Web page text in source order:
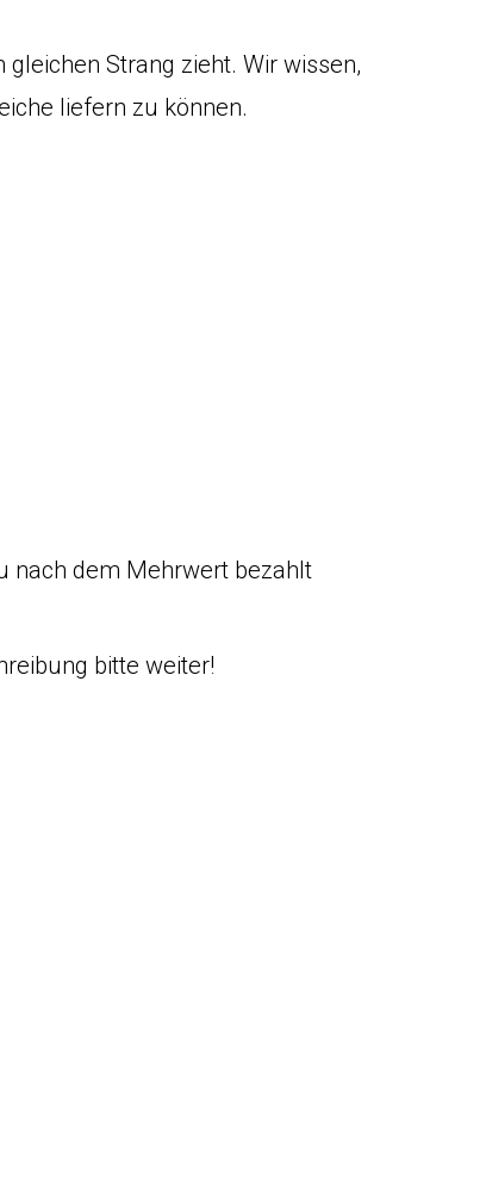
Strang zieht. Wir wissen,
liefern zu können.
nach dem Mehrwert bezahlt
bitte weiter!